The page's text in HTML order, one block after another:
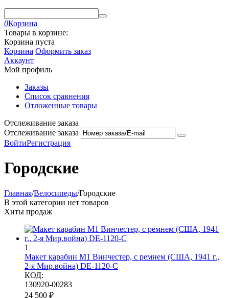
0Корзина
Товары в корзине:
Корзина пуста
Корзина Оформить заказ
Аккаунт
Мой профиль
Заказы
Список сравнения
Отложенные товары
Отслеживание заказа
Отслеживание заказа
ВойтиРегистрация
Городские
Главная/Велосипеды/Городские
В этой категории нет товаров
Хиты продаж
1
Макет карабин М1 Винчестер, с ремнем (США, 1941 г.,
2-я Мир.война) DE-1120-C
КОД:
130920-00283
24 500 ₽